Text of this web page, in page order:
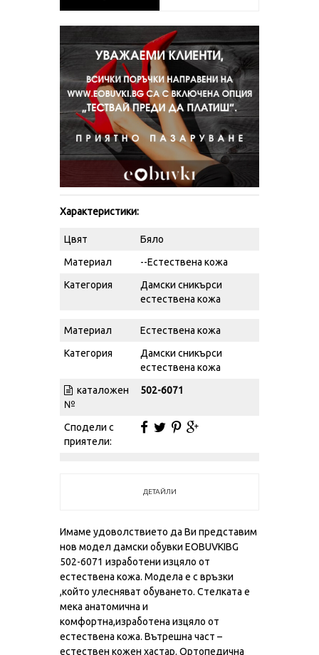
Характеристики:
Цвят
Бяло
Материал
--Естествена кожа
Категория
Дамски сникърси
естествена кожа
Материал
Естествена кожа
Категория
Дамски сникърси
естествена кожа
каталожен
№
502-6071
Сподели с
приятели:
ДЕТАЙЛИ
Имаме удоволствието да Ви представим
нов модел дамски обувки EOBUVKIBG
502-6071 изработени изцяло от
естествена кожа. Модела е с връзки
,който улесняват обуването. Стелката е
мека анатомична и
комфортна,изработена изцяло от
естествена кожа. Вътрешна част –
естествен кожен хастар. Ортопедична